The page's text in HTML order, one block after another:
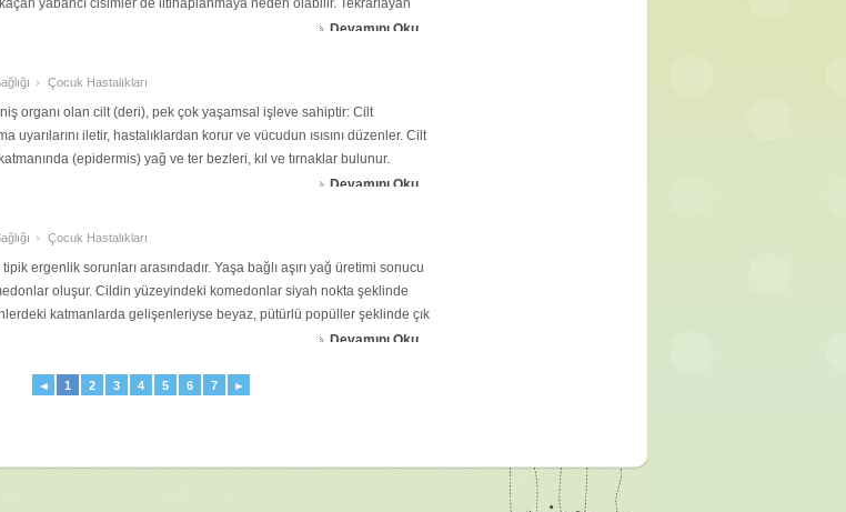
yabancı cisimler de iltihaplanmaya neden olabilir. Tekrarlayan
Devamını Oku
Çocuk Hastalıkları
organı olan cilt (deri), pek çok yaşamsal işleve sahiptir: Cilt
uyarılarını iletir, hastalıklardan korur ve vücudun ısısını düzenler. Cilt
(epidermis) yağ ve ter bezleri, kıl ve tırnaklar bulunur.
Devamını Oku
Çocuk Hastalıkları
ergenlik sorunları arasındadır. Yaşa bağlı aşırı yağ üretimi sonucu
oluşur. Cildin yüzeyindeki komedonlar siyah nokta şeklinde
katmanlarda gelişenleriyse beyaz, pütürlü popüller şeklinde çık
Devamını Oku
Çocuk Hastalıkları
Etrafında kızarıklık olan küçük bir kabarcık, kısa sürede bezelye ya
◄ 1 2 3 4 5 6 7 ►